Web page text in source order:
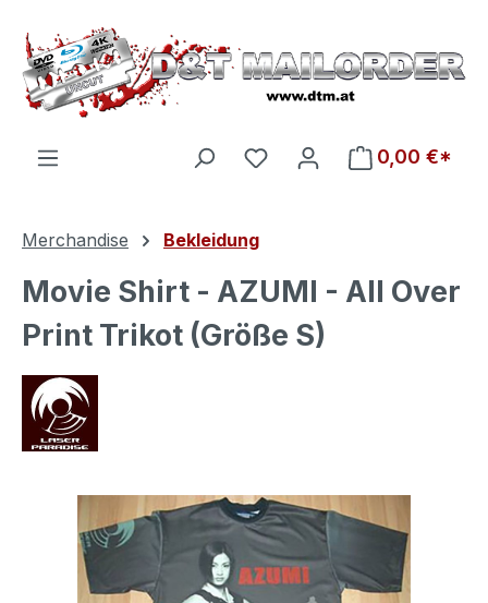
Zum Hauptinhalt springen
Du hast 0 Produkte auf
0,00 €*
Merchandise Bekleidung
Movie Shirt - AZUMI - All Over
Print Trikot (Größe S)
Bildergalerie überspringen